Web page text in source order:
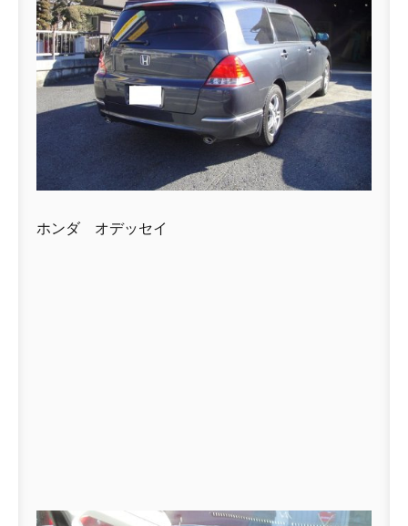
ホンダ オデッセイ